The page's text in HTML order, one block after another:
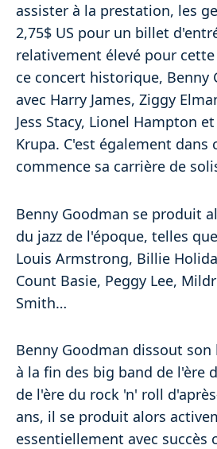
assister à la prestation, les
2,75$ US pour un billet
relativement élevé pour
ce concert historique, Benny
avec Harry James, Ziggy
Jess Stacy, Lionel Hampton
Krupa. C'est également dans
commence sa carrière de
Benny Goodman se produit
du jazz de l'époque, telles
Louis Armstrong, Billie
Count Basie, Peggy Lee,
Smith…
Benny Goodman dissout son
à la fin des big band de l'ère
de l'ère du rock 'n' roll
ans, il se produit alors
essentiellement avec succès